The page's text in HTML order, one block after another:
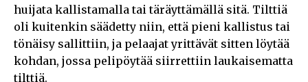
huijata kallistamalla tai täräyttämällä sitä. Tilttiä
oli kuitenkin säädetty niin, että pieni kallistus tai
tönäisy sallittiin, ja pelaajat yrittävät sitten löytää
kohdan, jossa pelipöytää siirrettiin laukaisematta
tilttiä.